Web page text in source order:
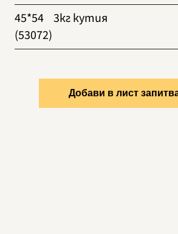
45*54
(53072)
3кг кутия
Добави в лист